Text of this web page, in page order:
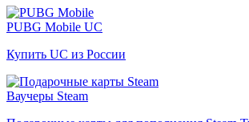
PUBG Mobile UC
Купить UC из России
Ваучеры Steam